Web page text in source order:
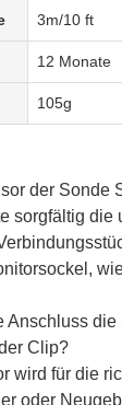
3m/10 ft
12 Monate
105g
der Sonde
sorgfältig die
Anschluss die
Clip?
wird für die
oder